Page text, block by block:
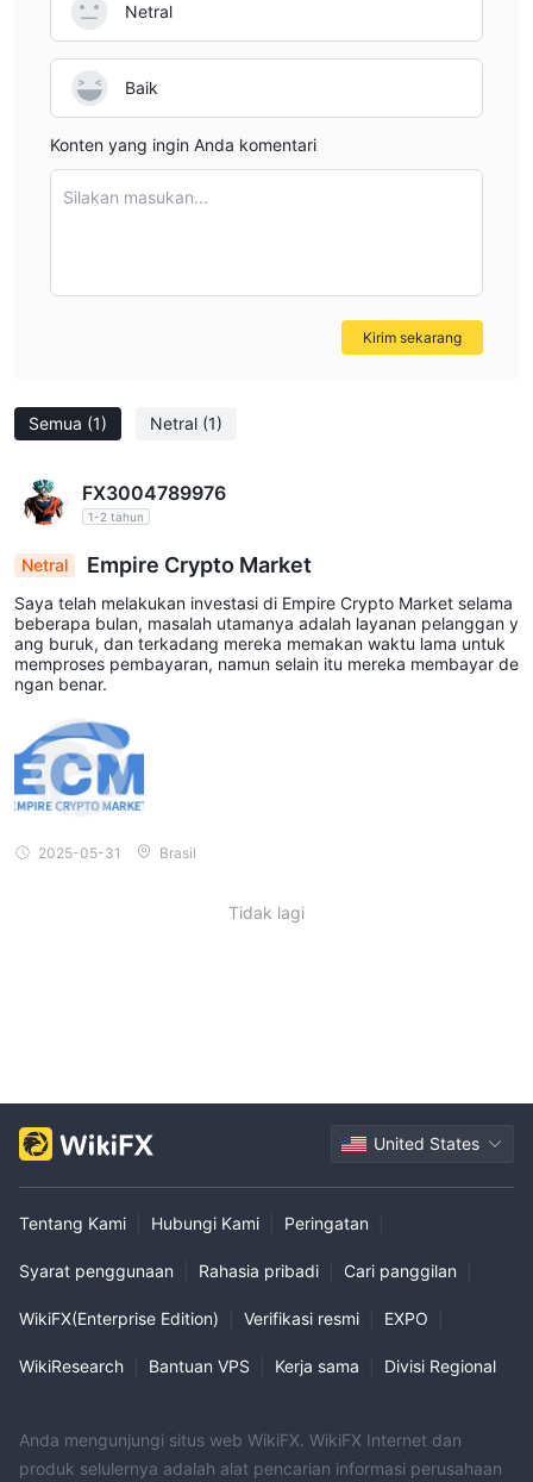
Semua (1) Netral (1)
FX3004789976
1-2 tahun
Netral Empire Crypto Market
Saya telah melakukan investasi di Empire Crypto Market selama
beberapa bulan, masalah utamanya adalah layanan pelanggan y
ang buruk, dan terkadang mereka memakan waktu lama untuk
memproses pembayaran, namun selain itu mereka membayar de
ngan benar.
2025-05-31 Brasil
Tidak lagi
Netral
Baik
Konten yang ingin Anda komentari
Silakan masukan...
Kirim sekarang
United States
Tentang Kami Hubungi Kami Peringatan
Syarat penggunaan Rahasia pribadi Cari panggilan
WikiFX(Enterprise Edition) Verifikasi resmi EXPO
WikiResearch Bantuan VPS Kerja sama Divisi Regional
Anda mengunjungi situs web WikiFX. WikiFX Internet dan
produk selulernya adalah alat pencarian informasi perusahaan